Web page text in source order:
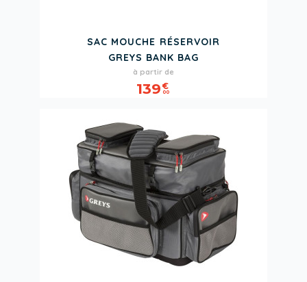
SAC MOUCHE RÉSERVOIR
GREYS BANK BAG
Prix
à partir de
139€
00